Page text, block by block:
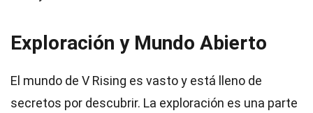
Exploración y Mundo Abierto
El mundo de V Rising es vasto y está lleno de
secretos por descubrir. La exploración es una parte